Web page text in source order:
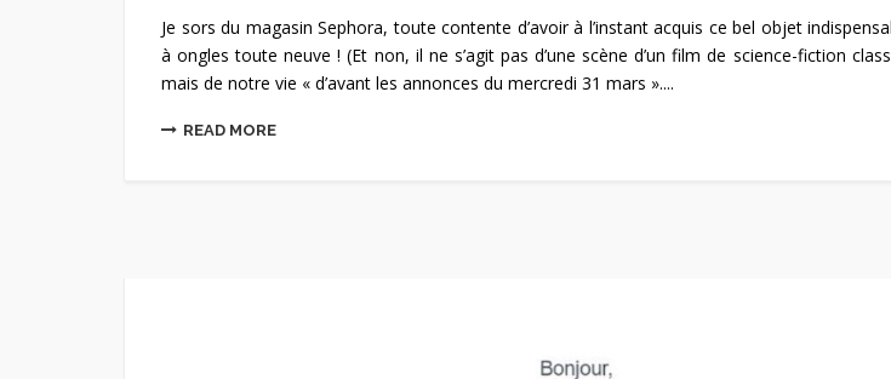
Je sors du magasin Sephora, toute contente d’avoir à l’instant acquis ce bel objet
à ongles toute neuve ! (Et non, il ne s’agit pas d’une scène d’un film de science-fiction
mais de notre vie « d’avant les annonces du mercredi 31 mars »....
READ MORE